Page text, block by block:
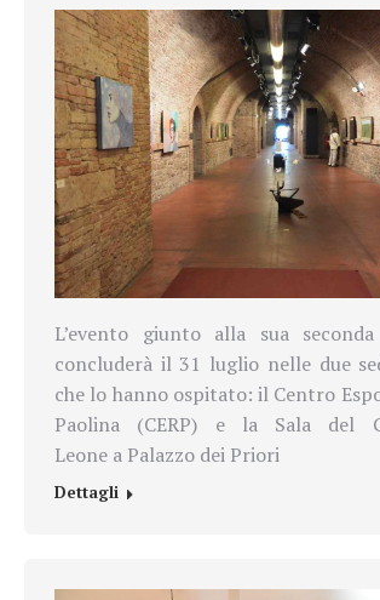
L’evento giunto alla sua
concluderà il 31 luglio nelle due
che lo hanno ospitato: il Centro
Paolina (CERP) e la Sala del
Leone a Palazzo dei Priori
Dettagli